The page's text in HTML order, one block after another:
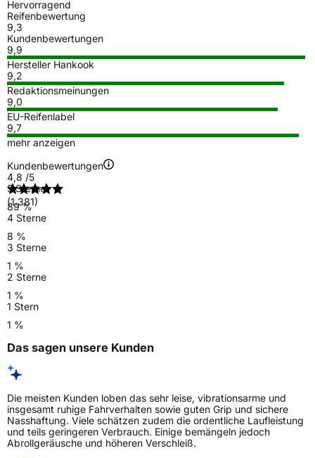
Hervorragend
Reifenbewertung
9,3
Kundenbewertungen
9,9
Hersteller Hankook
9,2
Redaktionsmeinungen
9,0
EU-Reifenlabel
9,7
mehr anzeigen
Kundenbewertungen
4,8 /5
(1.381)
5 Sterne
89 %
4 Sterne
8 %
3 Sterne
1 %
2 Sterne
1 %
1 Stern
1 %
Das sagen unsere Kunden
Die meisten Kunden loben das sehr leise, vibrationsarme und
insgesamt ruhige Fahrverhalten sowie guten Grip und sichere
Nasshaftung. Viele schätzen zudem die ordentliche Laufleistung
und teils geringeren Verbrauch. Einige bemängeln jedoch
Abrollgeräusche und höheren Verschleiß.